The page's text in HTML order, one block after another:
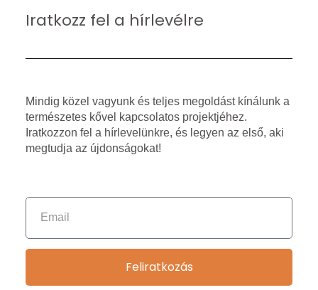
Iratkozz fel a hírlevélre
Mindig közel vagyunk és teljes megoldást kínálunk a
természetes kővel kapcsolatos projektjéhez.
Iratkozzon fel a hírlevelünkre, és legyen az első, aki
megtudja az újdonságokat!
Feliratkozás